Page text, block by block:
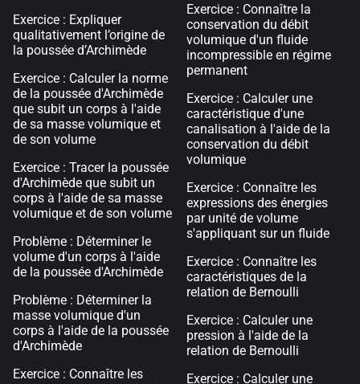
Exercice : Expliquer
qualitativement l’origine de
la poussée d’Archimède
Exercice : Calculer la norme
de la poussée d'Archimède
que subit un corps à l'aide
de sa masse volumique et
de son volume
Exercice : Tracer la poussée
d'Archimède que subit un
corps à l'aide de sa masse
volumique et de son volume
Problème : Déterminer le
volume d'un corps à l'aide
de la poussée d'Archimède
Problème : Déterminer la
masse volumique d'un
corps à l'aide de la poussée
d'Archimède
Exercice : Connaître les
Exercice : Connaître la
conservation du débit
volumique d'un fluide
incompressible en régime
permanent
Exercice : Calculer une
caractéristique d'une
canalisation à l'aide de la
conservation du débit
volumique
Exercice : Connaître les
expressions des énergies
par unité de volume
s'appliquant sur un fluide
Exercice : Connaître les
caractéristiques de la
relation de Bernoulli
Exercice : Calculer une
pression à l'aide de la
relation de Bernoulli
Exercice : Calculer une